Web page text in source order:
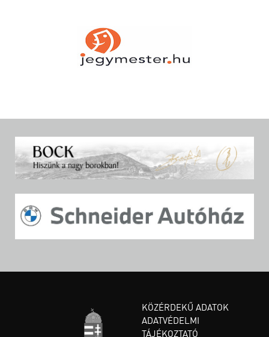
KÖZÉRDEKŰ ADATOK
ADATVÉDELMI
TÁJÉKOZTATÓ